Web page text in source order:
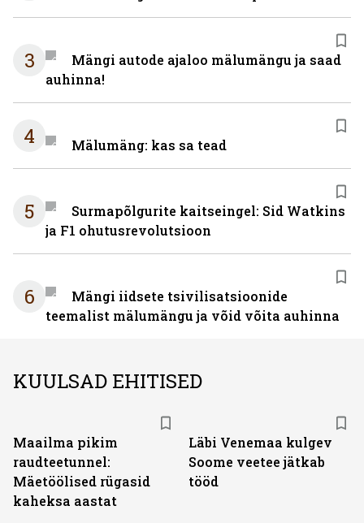
3
Mängi autode ajaloo mälumängu ja saad
auhinna!
4 Mälumäng: kas sa tead
5
Surmapõlgurite kaitseingel: Sid Watkins
ja F1 ohutusrevolutsioon
6
Mängi iidsete tsivilisatsioonide
teemalist mälumängu ja võid võita auhinna
KUULSAD EHITISED
Maailma pikim
raudteetunnel:
Mäetöölised rügasid
kaheksa aastat
Läbi Venemaa kulgev
Soome veetee jätkab
tööd